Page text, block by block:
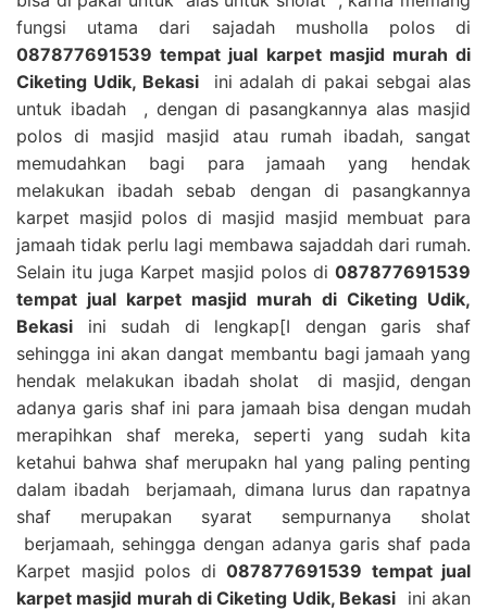
fungsi utama dari sajadah musholla polos di
087877691539 tempat jual karpet masjid murah di
Ciketing Udik, Bekasiini adalah di pakai sebgai alas
untuk ibadah , dengan di pasangkannya alas masjid
polos di masjid masjid atau rumah ibadah, sangat
memudahkan bagi para jamaah yang hendak
melakukan ibadah sebab dengan di pasangkannya
karpet masjid polos di masjid masjid membuat para
jamaah tidak perlu lagi membawa sajaddah dari rumah.
Selain itu juga Karpet masjid polos di 087877691539
tempat jual karpet masjid murah di Ciketing Udik,
Bekasi ini sudah di lengkap[I dengan garis shaf
sehingga ini akan dangat membantu bagi jamaah yang
hendak melakukan ibadah sholat di masjid, dengan
adanya garis shaf ini para jamaah bisa dengan mudah
merapihkan shaf mereka, seperti yang sudah kita
ketahui bahwa shaf merupakn hal yang paling penting
dalam ibadah berjamaah, dimana lurus dan rapatnya
shaf merupakan syarat sempurnanya sholat
berjamaah, sehingga dengan adanya garis shaf pada
Karpet masjid polos di 087877691539 tempat jual
karpet masjid murah di Ciketing Udik, Bekasi ini akan